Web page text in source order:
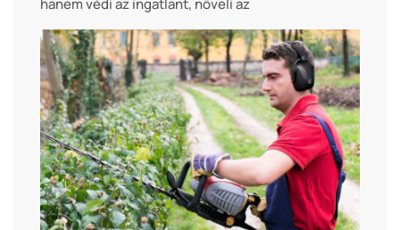
hanem védi az ingatlant, növeli az